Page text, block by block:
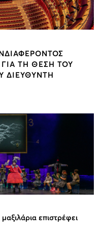
ΤΗ ΘΕΣΗ ΤΟΥ
ΔΙΕΥΘΥΝΤΗ
επιστρέφει